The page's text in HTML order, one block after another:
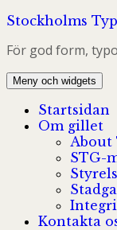
Hoppa
innehåll
Stockholms
För god form,
Meny och widgets
Startsidan
Om gillet
About
STG-
Kontakta